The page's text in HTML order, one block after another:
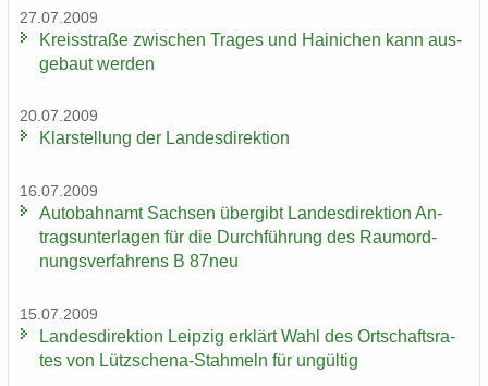
27.07.2009
Kreis­stra­ße zwi­schen Tra­ges und Hai­ni­chen kann aus­
ge­baut wer­den
20.07.2009
Klar­stel­lung der Lan­des­di­rek­ti­on
16.07.2009
Au­to­bahn­amt Sach­sen über­gibt Lan­des­di­rek­ti­on An­
trags­un­ter­la­gen für die Durch­füh­rung des Raum­ord­
nungs­ver­fah­rens B 87neu
15.07.2009
Lan­des­di­rek­ti­on Leip­zig er­klärt Wahl des Ort­schafts­ra­
tes von Lützschena-​Stahmeln für un­gül­tig